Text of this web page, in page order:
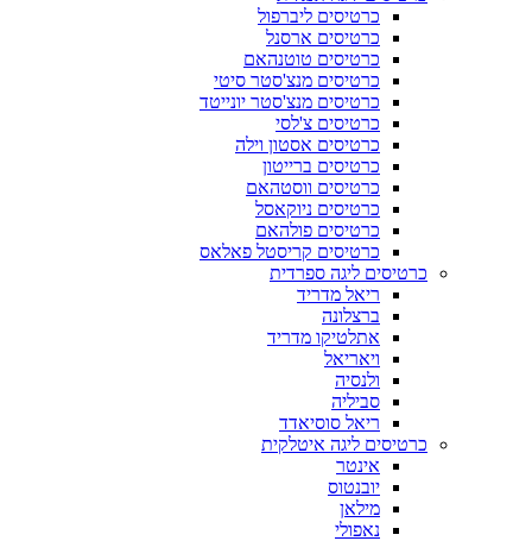
כרטיסים ליברפול
כרטיסים ארסנל
כרטיסים טוטנהאם
כרטיסים מנצ'סטר סיטי
כרטיסים מנצ'סטר יונייטד
כרטיסים צ'לסי
כרטיסים אסטון וילה
כרטיסים ברייטון
כרטיסים ווסטהאם
כרטיסים ניוקאסל
כרטיסים פולהאם
כרטיסים קריסטל פאלאס
כרטיסים ליגה ספרדית
ריאל מדריד
ברצלונה
אתלטיקו מדריד
ויאריאל
ולנסיה
סביליה
ריאל סוסיאדד
כרטיסים ליגה איטלקית
אינטר
יובנטוס
מילאן
נאפולי